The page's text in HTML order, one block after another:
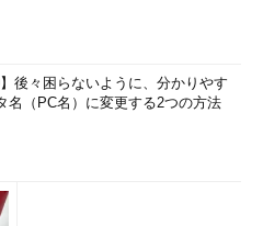
】後々困らないように、分かりやす
名（PC名）に変更する2つの方法